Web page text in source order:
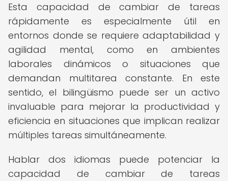
Esta capacidad de cambiar de tareas
rápidamente es especialmente útil en
entornos donde se requiere adaptabilidad y
agilidad mental, como en ambientes
laborales dinámicos o situaciones que
demandan multitarea constante. En este
sentido, el bilingüismo puede ser un activo
invaluable para mejorar la productividad y
eficiencia en situaciones que implican realizar
múltiples tareas simultáneamente.
Hablar dos idiomas puede potenciar la
capacidad de cambiar de tareas